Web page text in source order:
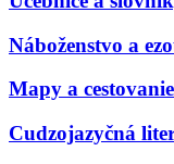
Náboženstvo a
Mapy a cestovanie
Cudzojazyčná